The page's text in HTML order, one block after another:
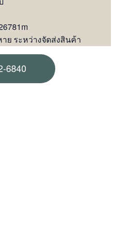
ย ระหว่างจัดส่งสินค้า
6840